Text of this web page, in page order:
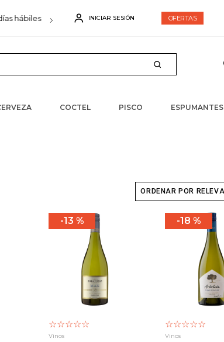
hábiles Despacho gratis en compras sobre
OFERTAS
COCTEL PISCO ESPUMANTES
ORDENAR POR
13 %
☆☆☆☆☆
Vinos
18 %
☆☆☆☆☆
Vinos